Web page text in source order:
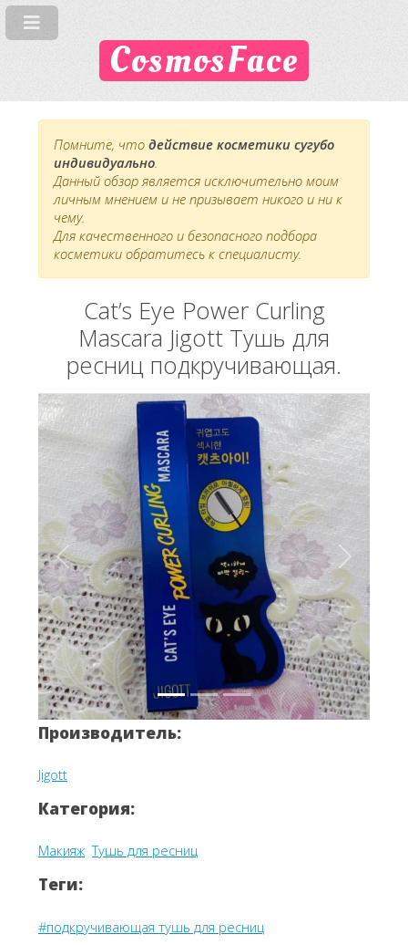
CosmosFace
Помните, что действие косметики сугубо
индивидуально.
Данный обзор является исключительно моим
личным мнением и не призывает никого и ни к
чему.
Для качественного и безопасного подбора
косметики обратитесь к специалисту.
Cat’s Eye Power Curling
Mascara Jigott Тушь для
ресниц подкручивающая.
Вперёд Назад
Производитель:
Jigott
Категория:
Макияж Тушь для ресниц
Теги:
#подкручивающая тушь для ресниц